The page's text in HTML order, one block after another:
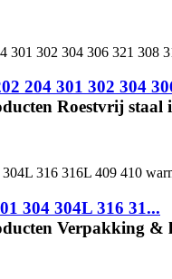
204 301 302 304
Roestvrij staal
304 304L 316 31...
Verpakking &